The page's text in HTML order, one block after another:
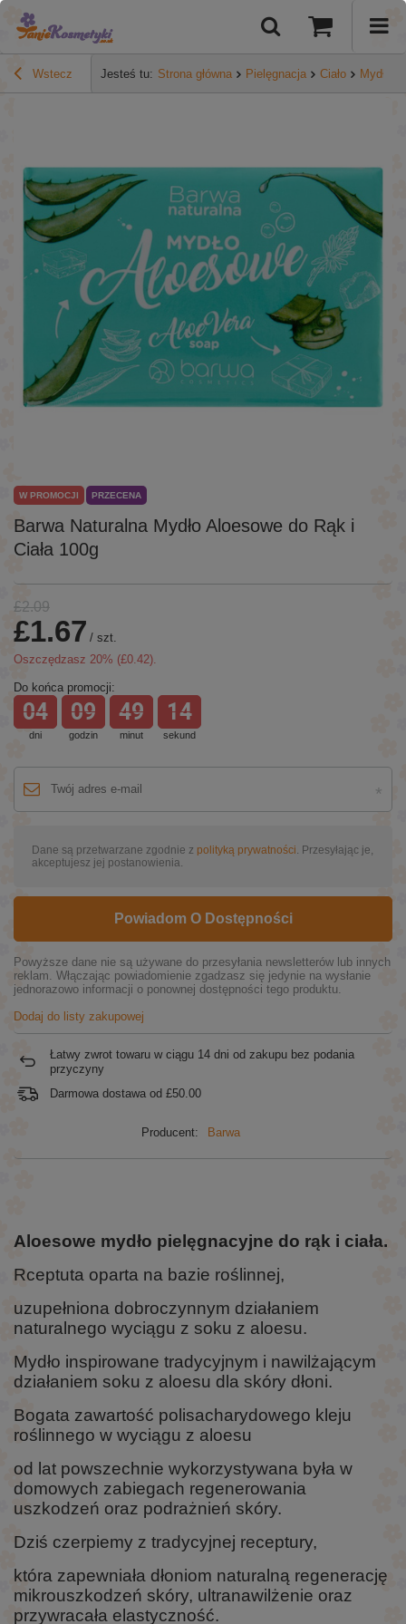
Wstecz Jesteś tu: Strona główna Pielęgnacja Ciało Mydła
Barwa Naturalna Mydło Aloesowe do Rąk i
Ciała 100g
W PROMOCJI PRZECENA
£2.09
£1.67 / szt.
Oszczędzasz 20% (£0.42).
Do końca promocji:
dni
04
godzin
09
minut
49
sekund
14
Dane są przetwarzane zgodnie z polityką prywatności . Przesyłając je,
akceptujesz jej postanowienia.
Powiadom O Dostępności
Powyższe dane nie są używane do przesyłania newsletterów lub innych
reklam. Włączając powiadomienie zgadzasz się jedynie na wysłanie
jednorazowo informacji o ponownej dostępności tego produktu.
Dodaj do listy zakupowej
Łatwy zwrot towaru w ciągu 14 dni od zakupu bez podania
przyczyny
Darmowa dostawa od £50.00
Producent: Barwa
Aloesowe mydło pielęgnacyjne do rąk i ciała.
Rceptuta oparta na bazie roślinnej,
uzupełniona dobroczynnym działaniem
naturalnego wyciągu z soku z aloesu.
Mydło inspirowane tradycyjnym i nawilżającym
działaniem soku z aloesu dla skóry dłoni.
Bogata zawartość polisacharydowego kleju
roślinnego w wyciągu z aloesu
od lat powszechnie wykorzystywana była w
domowych zabiegach regenerowania
uszkodzeń oraz podrażnień skóry.
Dziś czerpiemy z tradycyjnej receptury,
która zapewniała dłoniom naturalną regenerację
mikrouszkodzeń skóry, ultranawilżenie oraz
przywracała elastyczność.